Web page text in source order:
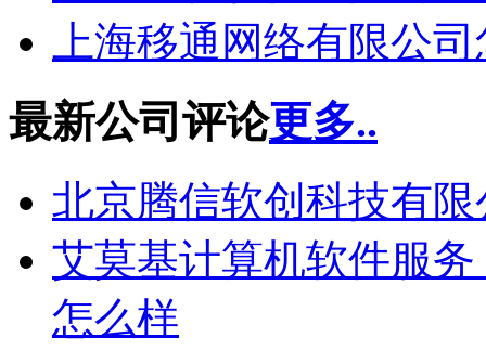
上海移通网络有限公
最新公司评论更多..
北京腾信软创科技有
艾莫基计算机软件服
怎么样